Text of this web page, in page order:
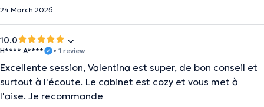
24 March 2026
10.0
H**** A**** • 1 review
Excellente session, Valentina est super, de bon conseil et
surtout à l'écoute. Le cabinet est cozy et vous met à
l'aise. Je recommande